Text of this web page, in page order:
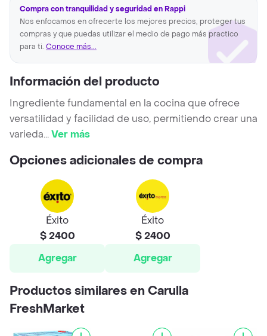
Compra con tranquilidad y seguridad en Rappi
Nos enfocamos en ofrecerte los mejores precios, proteger tus
compras y que puedas utilizar el medio de pago más practico
para ti. Conoce más...
Información del producto
Ingrediente fundamental en la cocina que ofrece
versatilidad y facilidad de uso, permitiendo crear una
varieda...Ver más
Opciones adicionales de compra
Éxito
$ 2400
Agregar
Éxito
$ 2400
Agregar
Productos similares en Carulla
FreshMarket